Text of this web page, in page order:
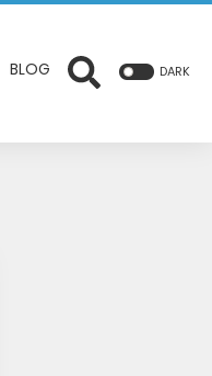
BLOG DARK